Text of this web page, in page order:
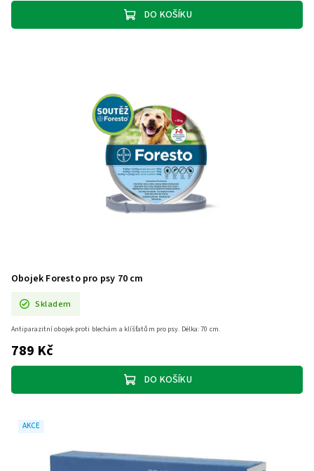
DO KOŠÍKU
Obojek Foresto pro psy 70 cm
Skladem
789 Kč
DO KOŠÍKU
Antiparazitní obojek proti blechám a klíšťatům pro psy. Délka: 70 cm.
AKCE